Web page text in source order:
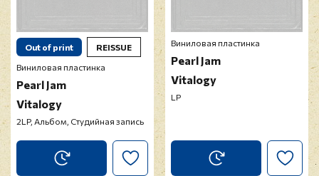
Out of print
REISSUE
Виниловая пластинка
Pearl Jam
Vitalogy
2LP, Альбом, Студийная запись
Виниловая пластинка
Pearl Jam
Vitalogy
LP